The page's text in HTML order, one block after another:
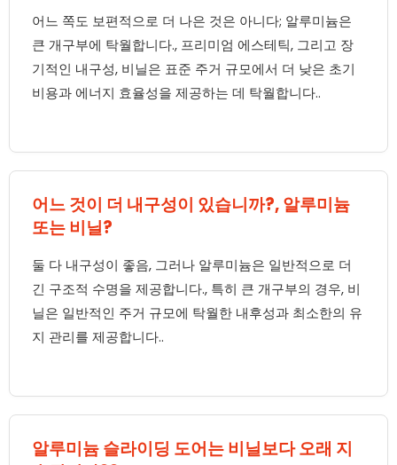
어느 쪽도 보편적으로 더 나은 것은 아니다; 알루미늄은
큰 개구부에 탁월합니다., 프리미엄 에스테틱, 그리고 장
기적인 내구성, 비닐은 표준 주거 규모에서 더 낮은 초기
비용과 에너지 효율성을 제공하는 데 탁월합니다..
어느 것이 더 내구성이 있습니까?, 알루미늄
또는 비닐?
둘 다 내구성이 좋음, 그러나 알루미늄은 일반적으로 더
긴 구조적 수명을 제공합니다., 특히 큰 개구부의 경우, 비
닐은 일반적인 주거 규모에 탁월한 내후성과 최소한의 유
지 관리를 제공합니다..
알루미늄 슬라이딩 도어는 비닐보다 오래 지